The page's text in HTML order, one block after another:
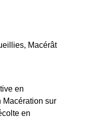
Macérât
en
Macération sur
en